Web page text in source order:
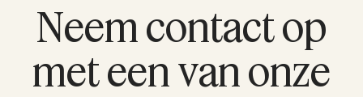
Neem contact op
met een van onze